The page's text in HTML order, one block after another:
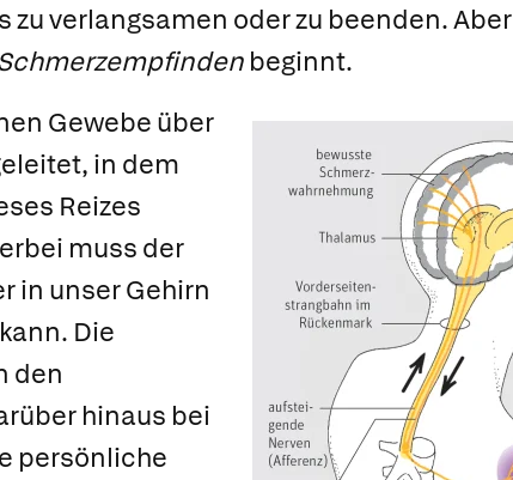
verlangsamen oder zu beenden. Aber
beginnt.
Gewebe über
in dem
Reizes
muss der
in unser Gehirn
Die
den
hinaus bei
persönliche